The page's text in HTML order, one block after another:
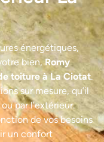
énergétiques,
bien,Romy
toiture à La Ciotat.
sur mesure, qu’il
par l’extérieur.
de vos besoins
un confort